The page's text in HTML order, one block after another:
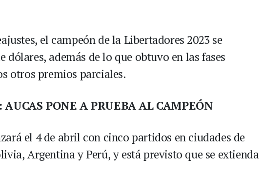
el campeón de la Libertadores 2023 se
dólares, además de lo que obtuvo en las fases
otros premios parciales.
AUCAS PONE A PRUEBA AL CAMPEÓN
el 4 de abril con cinco partidos en ciudades de
Argentina y Perú, y está previsto que se extienda